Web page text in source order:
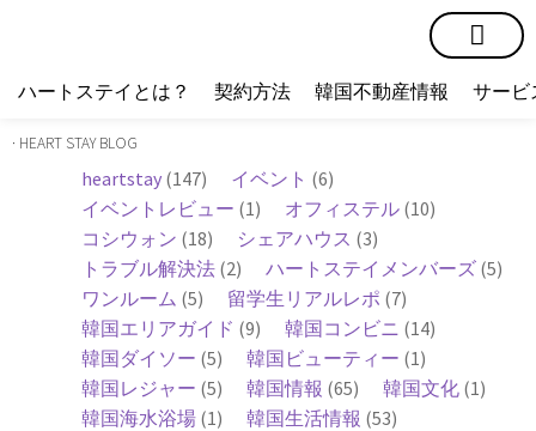
ハートステイとは？ 契約方法 韓国不動産情報 サービ
· HEART STAY BLOG
heartstay (147) イベント (6)
イベントレビュー (1) オフィステル (10)
コシウォン (18) シェアハウス (3)
トラブル解決法 (2) ハートステイメンバーズ (5)
ワンルーム (5) 留学生リアルレポ (7)
韓国エリアガイド (9) 韓国コンビニ (14)
韓国ダイソー (5) 韓国ビューティー (1)
韓国レジャー (5) 韓国情報 (65) 韓国文化 (1)
韓国海水浴場 (1) 韓国生活情報 (53)